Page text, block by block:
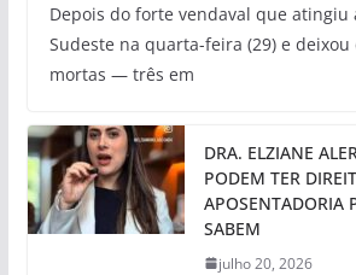
Depois do forte vendaval que atingiu
Sudeste na quarta-feira (29) e deixou
mortas — três em
DRA. ELZIANE
PODEM TER
APOSENTADORIA
SABEM
julho 20, 2026